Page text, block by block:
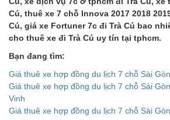
Cú, thuê xe 7 chỗ Innova 2017 2018
Cú, giá xe Fortuner 7c đi Trà Cú bao
cho thuê xe đi Trà Cú uy tín tại tphcm.
Bạn đang tìm:
Giá thuê xe hợp đồng du lịch 7 chỗ Sài
Giá thuê xe hợp đồng du lịch 7 chỗ Sài
Vinh
Giá thuê xe hợp đồng du lịch 7 chỗ Sài